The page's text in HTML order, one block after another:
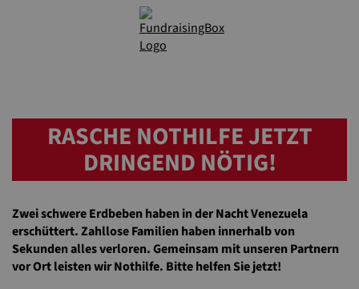
RASCHE NOTHILFE JETZT
DRINGEND NÖTIG!
Zwei schwere Erdbeben haben in der Nacht Venezuela
erschüttert. Zahllose Familien haben innerhalb von
Sekunden alles verloren. Gemeinsam mit unseren Partnern
vor Ort leisten wir Nothilfe. Bitte helfen Sie jetzt!